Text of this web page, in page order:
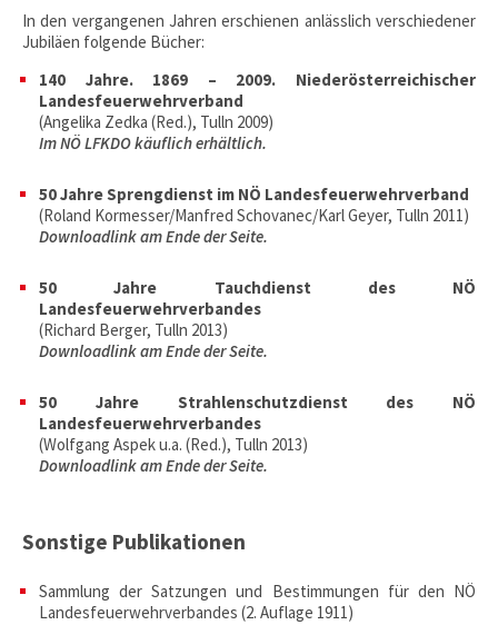
In den vergangenen Jahren erschienen anlässlich verschiedener
Jubiläen folgende Bücher:
140 Jahre. 1869 – 2009. Niederösterreichischer
Landesfeuerwehrverband
(Angelika Zedka (Red.), Tulln 2009)
Im NÖ LFKDO käuflich erhältlich.
50 Jahre Sprengdienst im NÖ Landesfeuerwehrverband
(Roland Kormesser/Manfred Schovanec/Karl Geyer, Tulln 2011)
Downloadlink am Ende der Seite.
50 Jahre Tauchdienst des NÖ
Landesfeuerwehrverbandes
(Richard Berger, Tulln 2013)
Downloadlink am Ende der Seite.
50 Jahre Strahlenschutzdienst des NÖ
Landesfeuerwehrverbandes
(Wolfgang Aspek u.a. (Red.), Tulln 2013)
Downloadlink am Ende der Seite.
Sonstige Publikationen
Sammlung der Satzungen und Bestimmungen für den NÖ
Landesfeuerwehrverbandes (2. Auflage 1911)